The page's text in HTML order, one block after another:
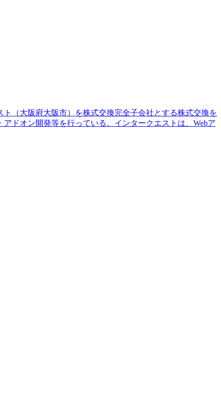
（大阪府大阪市）を株式交換完全子会社とする株式交換を
ドオン開発等を行っている。インタークエストは、Webア